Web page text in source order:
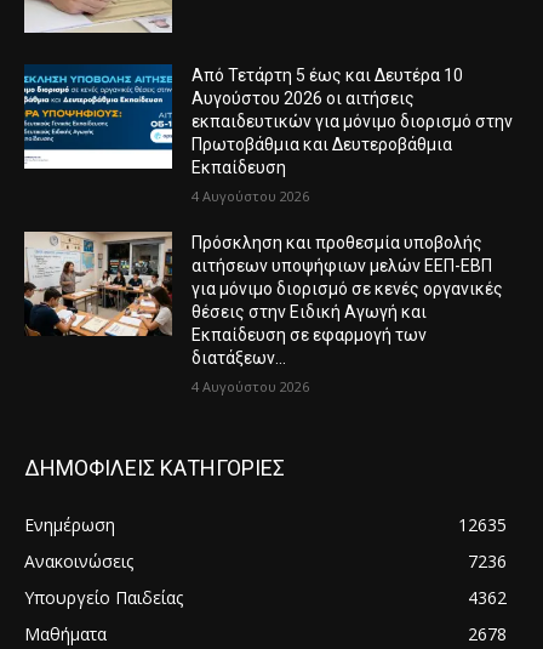
Από Τετάρτη 5 έως και Δευτέρα 10
Αυγούστου 2026 οι αιτήσεις
εκπαιδευτικών για μόνιμο διορισμό στην
Πρωτοβάθμια και Δευτεροβάθμια
Εκπαίδευση
4 Αυγούστου 2026
Πρόσκληση και προθεσμία υποβολής
αιτήσεων υποψήφιων μελών ΕΕΠ-ΕΒΠ
για μόνιμο διορισμό σε κενές οργανικές
θέσεις στην Ειδική Αγωγή και
Εκπαίδευση σε εφαρμογή των
διατάξεων...
4 Αυγούστου 2026
ΔΗΜΟΦΙΛΕΙΣ ΚΑΤΗΓΟΡΙΕΣ
Ενημέρωση
12635
Ανακοινώσεις
7236
Υπουργείο Παιδείας
4362
Μαθήματα
2678